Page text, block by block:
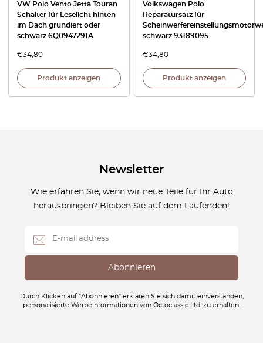
VW Polo Vento Jetta Touran
Schalter für Leselicht hinten
im Dach grundiert oder
schwarz 6Q0947291A
€34,80
Produkt anzeigen
Volkswagen Polo
Reparatursatz für
schwarz 93189095
€34,80
Produkt anzeigen
Newsletter
Wie erfahren Sie, wenn wir neue Teile für Ihr Auto
herausbringen? Bleiben Sie auf dem Laufenden!
Durch Klicken auf "Abonnieren" erklären Sie sich damit einverstanden,
personalisierte Werbeinformationen von Octoclassic Ltd. zu erhalten.